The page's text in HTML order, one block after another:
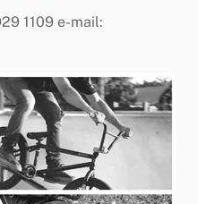
1109 e-mail: